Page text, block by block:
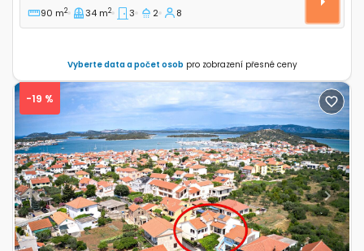
90 m2 34 m2 3 2 8
Vyberte data a počet osob pro zobrazení přesné ceny
Previous Next
-19 %